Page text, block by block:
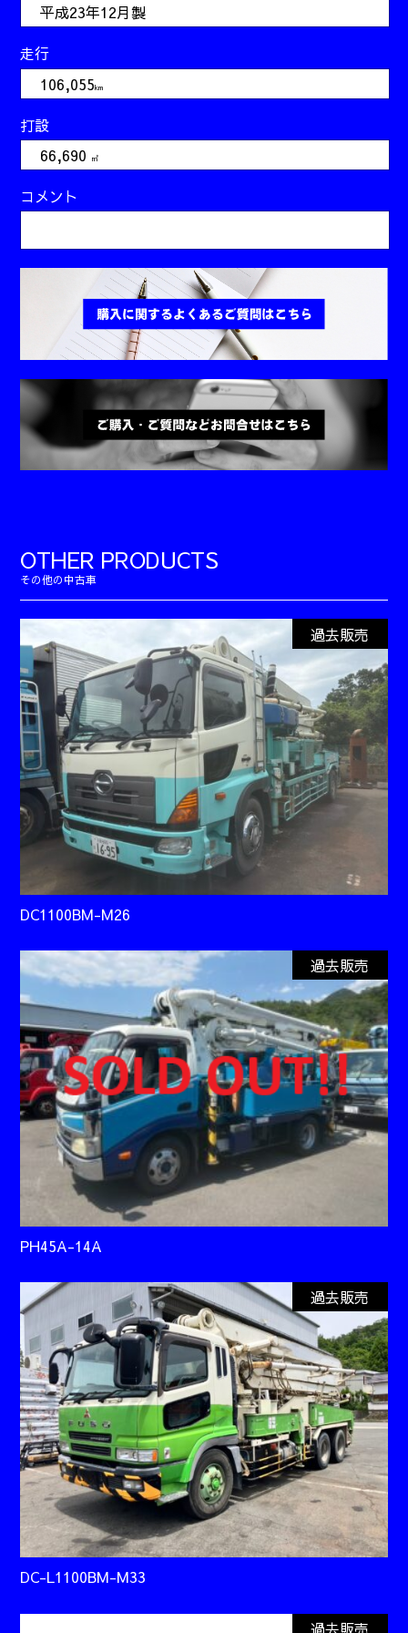
平成23年12月製
走行
106,055km
打設
66,690
㎥
コメント
OTHER PRODUCTS
過去販売
DC1100BM-M26
過去販売
PH45A-14A
過去販売
DC-L1100BM-M33
過去販売